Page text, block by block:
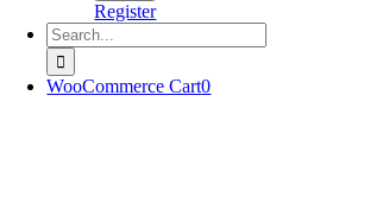
Register
Search
for:
WooCommerce Cart0